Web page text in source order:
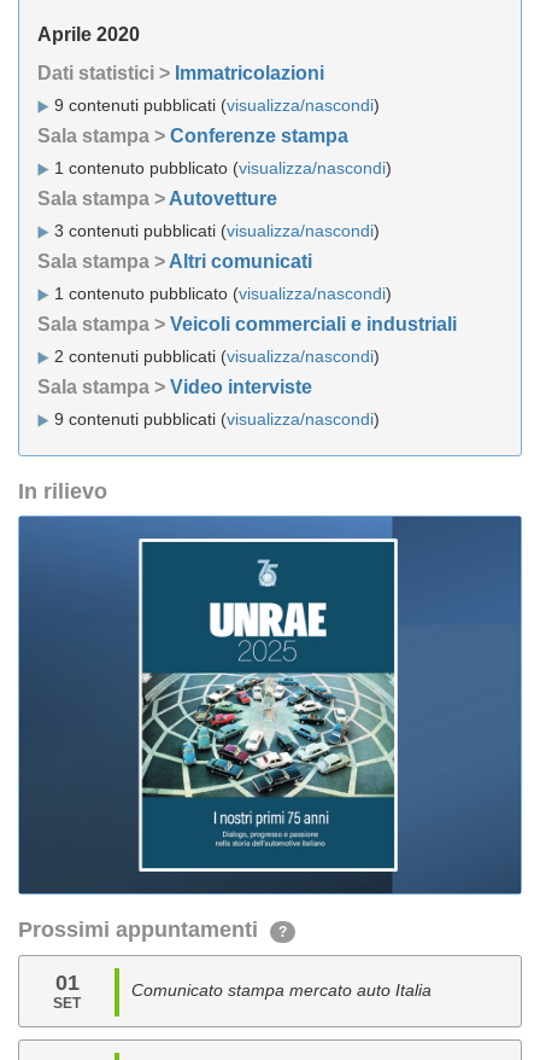
Aprile 2020
Dati statistici > Immatricolazioni
9 contenuti pubblicati (visualizza/nascondi)
Sala stampa > Conferenze stampa
1 contenuto pubblicato (visualizza/nascondi)
Sala stampa > Autovetture
3 contenuti pubblicati (visualizza/nascondi)
Sala stampa > Altri comunicati
1 contenuto pubblicato (visualizza/nascondi)
Sala stampa > Veicoli commerciali e industriali
2 contenuti pubblicati (visualizza/nascondi)
Sala stampa > Video interviste
9 contenuti pubblicati (visualizza/nascondi)
In rilievo
Prossimi appuntamenti ?
01
SET
Comunicato stampa mercato auto Italia